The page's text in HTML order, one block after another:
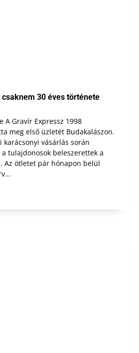
csaknem 30 éves története
A Gravír Expressz 1998
meg első üzletét Budakalászon.
karácsonyi vásárlás során
tulajdonosok beleszerettek a
Az ötletet pár hónapon belül